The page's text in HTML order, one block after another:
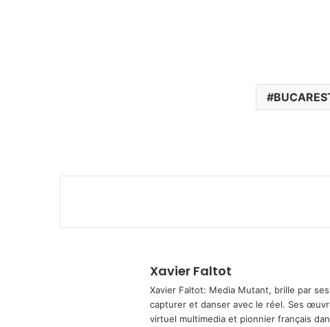
Xavier Faltot
Xavier Faltot: Media Mutant, brille par
capturer et danser avec le réel. Ses
virtuel multimedia et pionnier français